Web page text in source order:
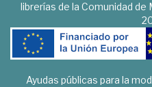
librerías de la Comunidad
Ayudas públicas para la